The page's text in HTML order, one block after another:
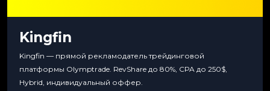
Kingfin
Kingfin — прямой рекламодатель трейдинговой
платформы Olymptrade. RevShare до 80%, CPA до 250$,
Hybrid, индивидуальный оффер.